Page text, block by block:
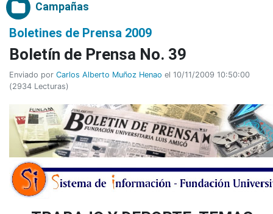
Campañas
Boletines de Prensa 2009
Boletín de Prensa No. 39
Enviado por Carlos Alberto Muñoz Henao el 10/11/2009 10:50:00
(2934 Lecturas)